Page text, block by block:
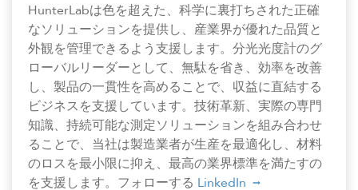
HunterLabは色を超えた、科学に裏打ちされた正確
なソリューションを提供し、産業界が優れた品質と
外観を管理できるよう支援します。分光光度計のグ
ローバルリーダーとして、無駄を省き、効率を改善
し、製品の一貫性を高めることで、収益に直結する
ビジネスを支援しています。技術革新、実際の専門
知識、持続可能な測定ソリューションを組み合わせ
ることで、当社は製造業者が生産を最適化し、材料
のロスを最小限に抑え、最高の業界標準を満たすの
を支援します。フォローする LinkedIn